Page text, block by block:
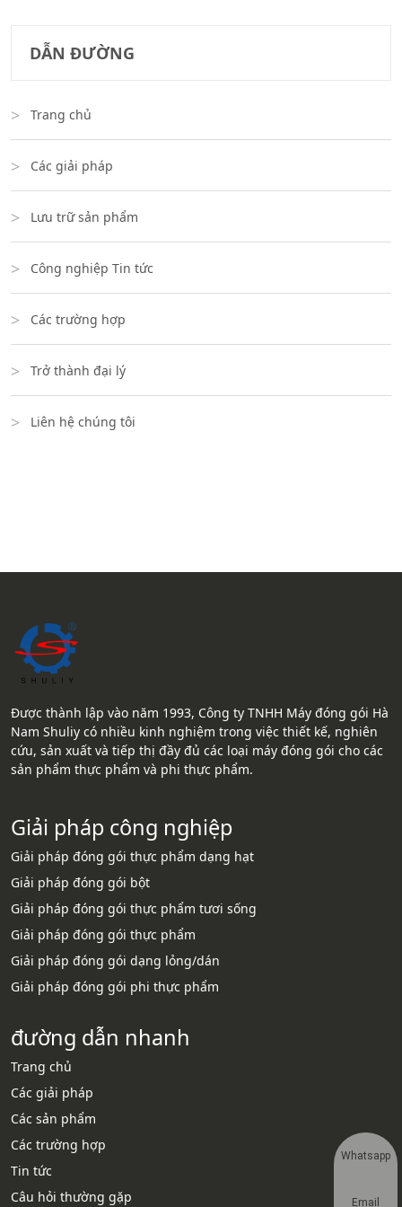
DẪN ĐƯỜNG
Trang chủ
Các giải pháp
Lưu trữ sản phẩm
Công nghiệp Tin tức
Các trường hợp
Trở thành đại lý
Liên hệ chúng tôi
Được thành lập vào năm 1993, Công ty TNHH Máy đóng gói Hà
Nam Shuliy có nhiều kinh nghiệm trong việc thiết kế, nghiên
cứu, sản xuất và tiếp thị đầy đủ các loại máy đóng gói cho các
sản phẩm thực phẩm và phi thực phẩm.
Giải pháp công nghiệp
Giải pháp đóng gói thực phẩm dạng hạt
Giải pháp đóng gói bột
Giải pháp đóng gói thực phẩm tươi sống
Giải pháp đóng gói thực phẩm
Giải pháp đóng gói dạng lỏng/dán
Giải pháp đóng gói phi thực phẩm
đường dẫn nhanh
Trang chủ
Các giải pháp
Các sản phẩm
Các trường hợp
Tin tức
Câu hỏi thường gặp
Whatsapp
Email